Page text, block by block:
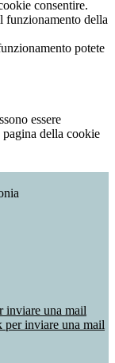
consentire.
funzionamento della
potete
essere
della cookie
inviare una mail
per inviare una mail